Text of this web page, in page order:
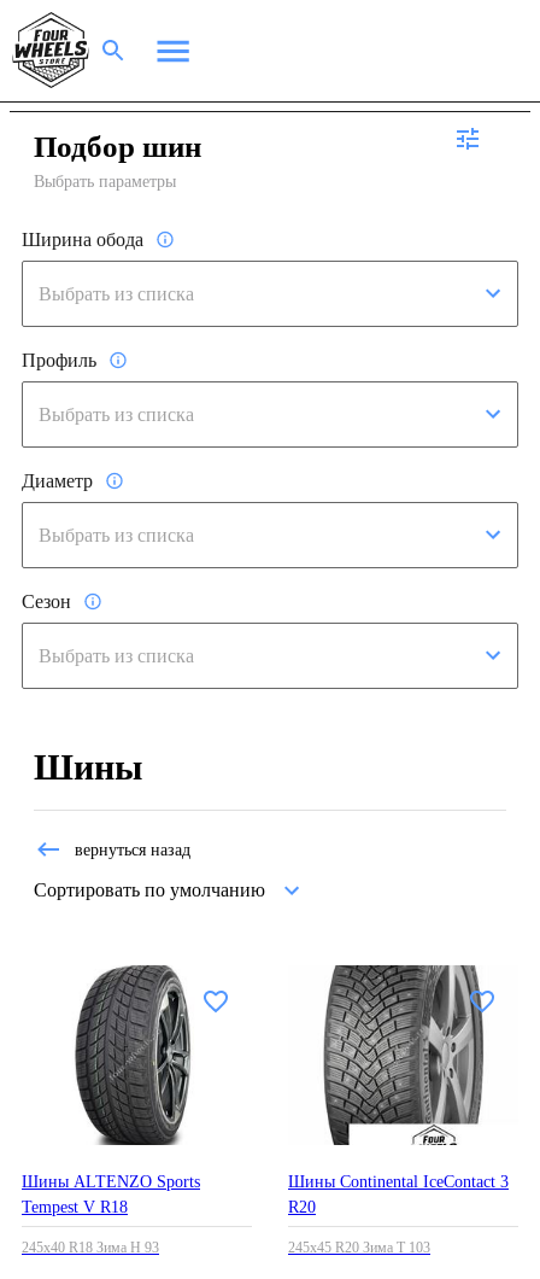
Подбор шин
Выбрать параметры
Ширина обода
Профиль
Диаметр
Сезон
Шины
вернуться назад
Сортировать по умолчанию
Шины ALTENZO Sports
Tempest V R18
245x40 R18 Зима H 93
Шины Continental IceContact 3
R20
245x45 R20 Зима T 103